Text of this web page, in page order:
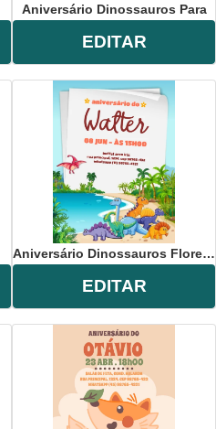
Aniversário Dinossauros Para
EDITAR
Aniversário Dinossauros Floresta
EDITAR